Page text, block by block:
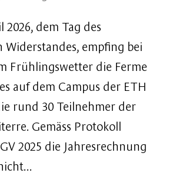
2026, dem Tag des
Widerstandes, empfing bei
Frühlingswetter die Ferme
auf dem Campus der ETH
rund 30 Teilnehmer der
Gemäss Protokoll
2025 die Jahresrechnung